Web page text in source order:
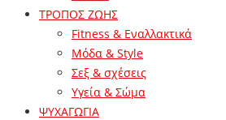
ΤΡΟΠΟΣ ΖΩΗΣ
Fitness & Εναλλακτικά
Μόδα & Style
Σεξ & σχέσεις
Υγεία & Σώμα
ΨΥΧΑΓΩΓΙΑ